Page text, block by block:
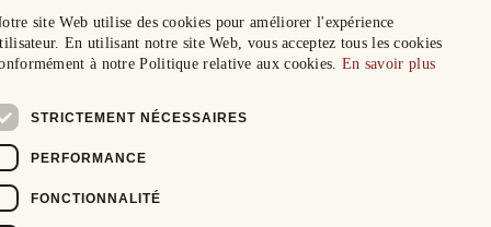
site Web utilise des cookies pour améliorer l'expérience
En utilisant notre site Web, vous acceptez tous les cookies
à notre Politique relative aux cookies. En savoir plus
STRICTEMENT NÉCESSAIRES
PERFORMANCE
FONCTIONNALITÉ